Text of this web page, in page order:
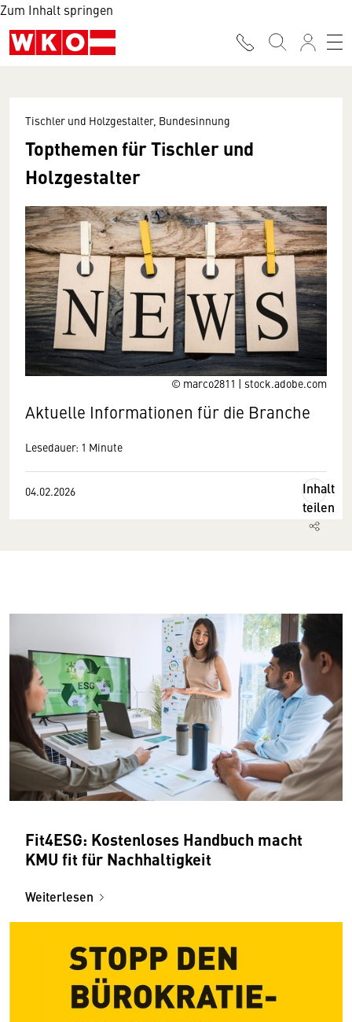
Zum Inhalt springen
© marco2811 | stock.adobe.com
Tischler und Holzgestalter, Bundesinnung
Topthemen für Tischler und
Holzgestalter
Aktuelle Informationen für die Branche
Lesedauer: 1 Minute
04.02.2026
Inhalt
teilen
Fit4ESG: Kostenloses Handbuch macht
KMU fit für Nachhaltigkeit
Weiterlesen